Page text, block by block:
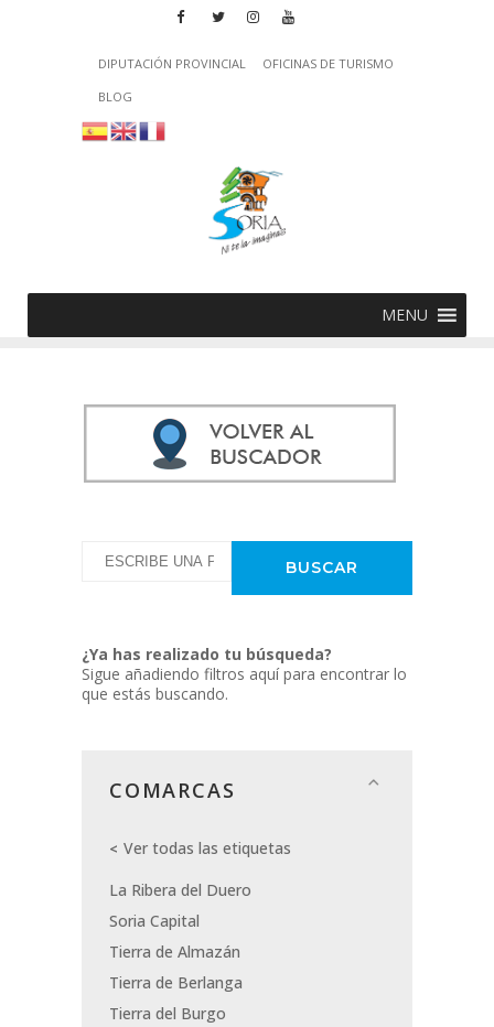
DIPUTACIÓN PROVINCIAL
OFICINAS DE TURISMO
BLOG
MENU
¿Ya has realizado tu búsqueda?
Sigue añadiendo filtros aquí para encontrar lo
que estás buscando.
COMARCAS
Ver todas las etiquetas
La Ribera del Duero
Soria Capital
Tierra de Almazán
Tierra de Berlanga
Tierra del Burgo